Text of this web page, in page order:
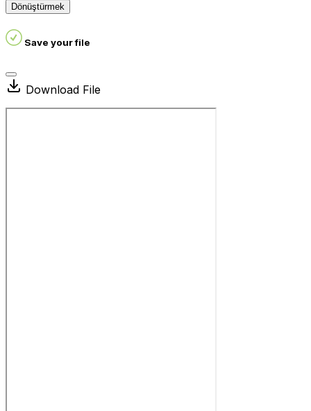
Dönüştürmek
Save your file
Download File